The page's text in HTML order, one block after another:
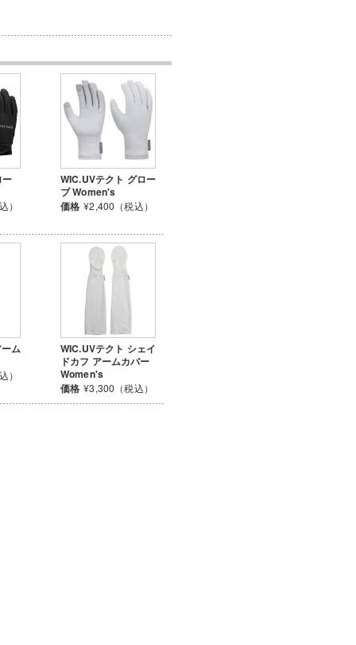
）
WIC.UVテクト グロー
ブ Women's
価格 ¥2,400（税込）
ム
）
WIC.UVテクト シェイ
ドカフ アームカバー
Women's
価格 ¥3,300（税込）